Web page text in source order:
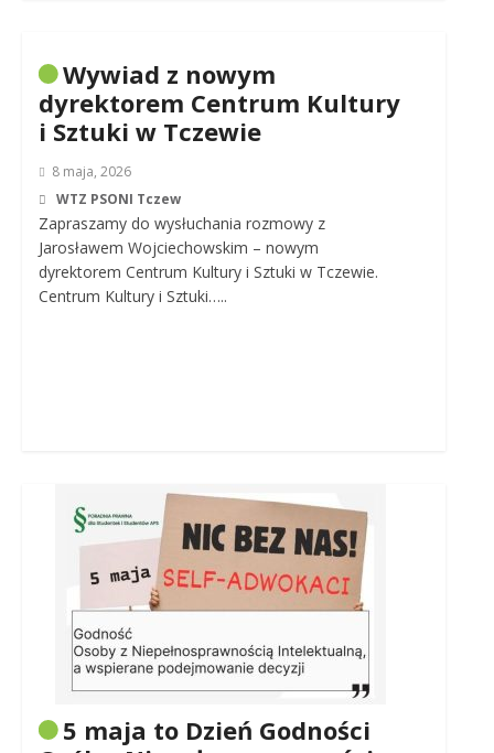
Wywiad z nowym
dyrektorem Centrum Kultury
i Sztuki w Tczewie
8 maja, 2026
WTZ PSONI Tczew
Zapraszamy do wysłuchania rozmowy z
Jarosławem Wojciechowskim – nowym
dyrektorem Centrum Kultury i Sztuki w Tczewie.
Centrum Kultury i Sztuki…..
5 maja to Dzień Godności